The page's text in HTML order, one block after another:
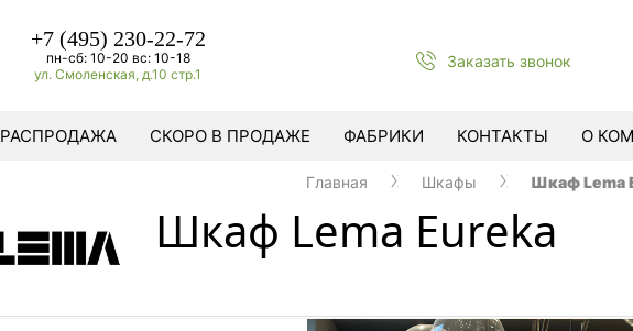
+7 (495) 230-22-72
пн-сб: 10-20 вс: 10-18
ул. Смоленская, д.10 стр.1
Заказать звонок
РАСПРОДАЖА СКОРО В ПРОДАЖЕ ФАБРИКИ КОНТАКТЫ О
Главная Шкафы Шкаф Lema
Шкаф Lema Eureka